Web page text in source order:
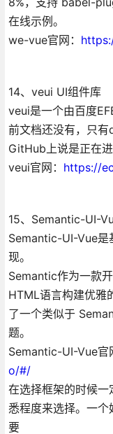
在线示例。
we-vue官网：
14、veui UI组件库
veui是一个由百度
前文档还没有，只有
GitHub上说是正在
veui官网： https://
15、Semantic-UI-
Semantic-UI-Vue是
现。
Semantic作为一款
HTML语言构建优雅
了一个类似于
题。
Semantic-UI-Vue官
o/#/
在选择框架的时候
悉程度来选择。一
要